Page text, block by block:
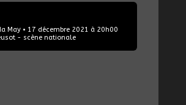
May • 17 décembre 2021 à 20h00
- scène nationale